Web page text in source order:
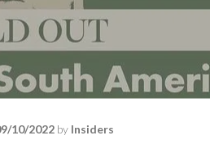
10/2022by Insiders